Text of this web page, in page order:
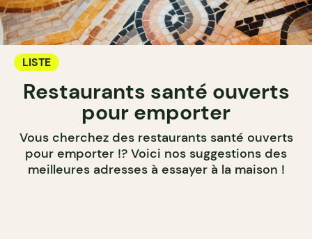
LISTE
Restaurants santé ouverts
pour emporter
Vous cherchez des restaurants santé ouverts
pour emporter !? Voici nos suggestions des
meilleures adresses à essayer à la maison !